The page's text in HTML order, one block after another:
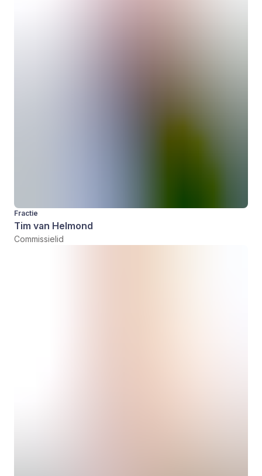
Fractie
Tim van Helmond
Commissielid